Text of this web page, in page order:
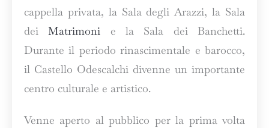
cappella privata, la Sala degli Arazzi, la Sala
deiMatrimoni e la Sala dei Banchetti.
Durante il periodo rinascimentale e barocco,
il Castello Odescalchi divenne un importante
centro culturale e artistico.
Venne aperto al pubblico per la prima volta